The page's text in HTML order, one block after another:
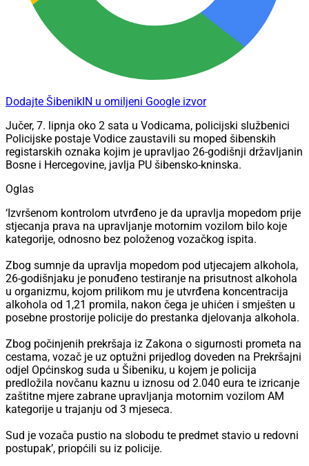
Dodajte ŠibenikIN u omiljeni Google izvor
Jučer, 7. lipnja oko 2 sata u Vodicama, policijski službenici
Policijske postaje Vodice zaustavili su moped šibenskih
registarskih oznaka kojim je upravljao 26-godišnji državljanin
Bosne i Hercegovine, javlja PU šibensko-kninska.
Oglas
‘Izvršenom kontrolom utvrđeno je da upravlja mopedom prije
stjecanja prava na upravljanje motornim vozilom bilo koje
kategorije, odnosno bez položenog vozačkog ispita.
Zbog sumnje da upravlja mopedom pod utjecajem alkohola,
26-godišnjaku je ponuđeno testiranje na prisutnost alkohola
u organizmu, kojom prilikom mu je utvrđena koncentracija
alkohola od 1,21 promila, nakon čega je uhićen i smješten u
posebne prostorije policije do prestanka djelovanja alkohola.
Zbog počinjenih prekršaja iz Zakona o sigurnosti prometa na
cestama, vozač je uz optužni prijedlog doveden na Prekršajni
odjel Općinskog suda u Šibeniku, u kojem je policija
predložila novčanu kaznu u iznosu od 2.040 eura te izricanje
zaštitne mjere zabrane upravljanja motornim vozilom AM
kategorije u trajanju od 3 mjeseca.
Sud je vozača pustio na slobodu te predmet stavio u redovni
postupak’, priopćili su iz policije.